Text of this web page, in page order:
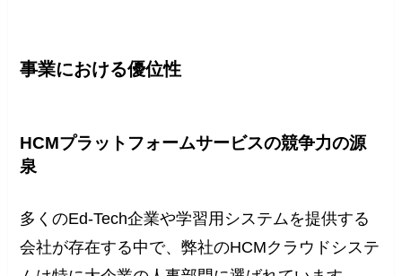
事業における優位性
HCMプラットフォームサービスの競争力の源
泉
多くのEd-Tech企業や学習用システムを提供する
会社が存在する中で、弊社のHCMクラウドシステ